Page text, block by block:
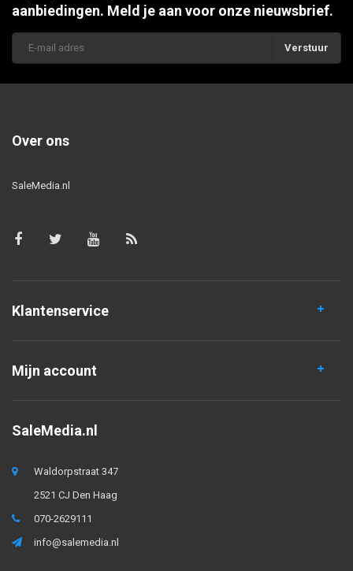
aanbiedingen. Meld je aan voor onze nieuwsbrief.
Verstuur
Over ons
SaleMedia.nl
Klantenservice
Mijn account
SaleMedia.nl
Waldorpstraat 347
2521 CJ Den Haag
070-2629111
info@salemedia.nl